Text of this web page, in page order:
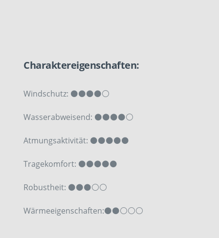
Charaktereigenschaften:
Windschutz: ⚫⚫⚫⚫⚪
Wasserabweisend: ⚫⚫⚫⚫⚪
Atmungsaktivität: ⚫⚫⚫⚫⚫
Tragekomfort: ⚫⚫⚫⚫⚫
Robustheit: ⚫⚫⚫⚪⚪
Wärmeeigenschaften:⚫⚫⚪⚪⚪